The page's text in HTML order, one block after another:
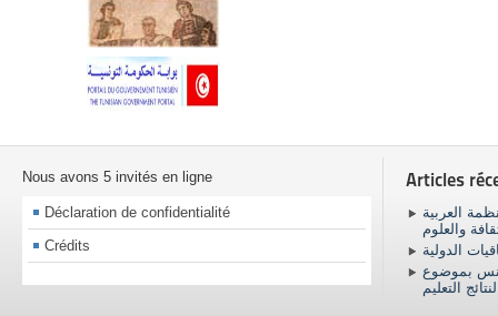
Nous avons 5 invités en ligne
Déclaration de confidentialité
Crédits
Articles
العربية
والعلوم
الدولية
بموضوع
التعليم